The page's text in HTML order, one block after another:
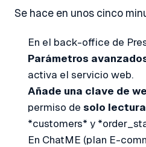
Se hace en unos cinco
En el back-office de
Parámetros
activa el servicio web.
Añade una clave de
permiso de solo lectura
*customers* y
En ChatME (plan E-